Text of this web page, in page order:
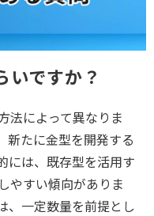
いですか？
法によって異なりま
新たに金型を開発する
には、既存型を活用す
やすい傾向がありま
、一定数量を前提とし